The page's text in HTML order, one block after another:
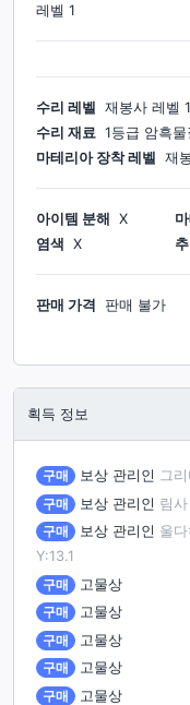
레벨 1
수리 레벨 재봉사 레벨 1
수리 재료 1등급 암흑물
마테리아 장착 레벨
재
아이템 분해 X
염색
X
판매 가격
판매 불가
획득 정보
구매 보상 관리인 그
구매
보상 관리인 림
구매
보상 관리인 울
Y:13.1
구매
고물상
구매
고물상
구매
고물상
구매
고물상
구매
고물상